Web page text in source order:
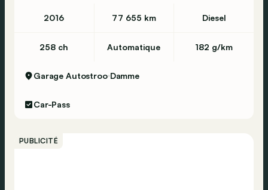
2016 77 655 km Diesel
258 ch Automatique 182 g/km
Garage Autostroo Damme
Car-Pass
PUBLICITÉ